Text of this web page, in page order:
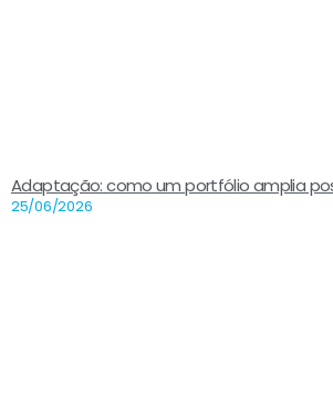
Adaptação: como um portfólio amplia
25/06/2026